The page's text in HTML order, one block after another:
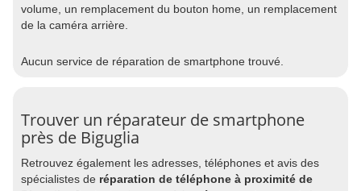
volume, un remplacement du bouton home, un remplacement
de la caméra arrière.
Aucun service de réparation de smartphone trouvé.
Trouver un réparateur de smartphone
près de Biguglia
Retrouvez également les adresses, téléphones et avis des
spécialistes de réparation de téléphone à proximité de